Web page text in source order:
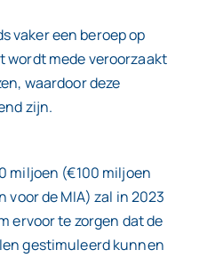
vaker een beroep op
wordt mede veroorzaakt
waardoor deze
zijn.
miljoen (€100 miljoen
voor de MIA) zal in 2023
ervoor te zorgen dat de
gestimuleerd kunnen